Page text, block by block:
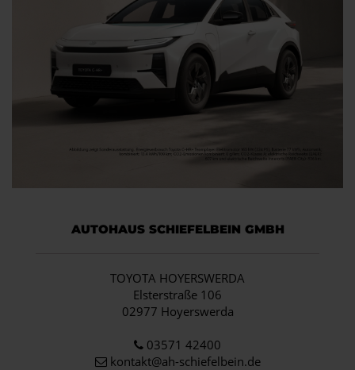
AUTOHAUS SCHIEFELBEIN GMBH
TOYOTA HOYERSWERDA
Elsterstraße 106
02977 Hoyerswerda
03571 42400
kontakt@ah-schiefelbein.de